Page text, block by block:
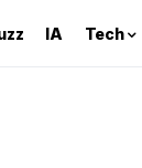
IA Tech